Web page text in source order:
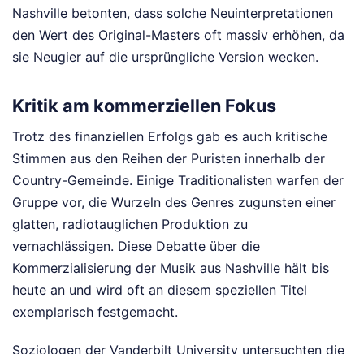
Nashville betonten, dass solche Neuinterpretationen
den Wert des Original-Masters oft massiv erhöhen, da
sie Neugier auf die ursprüngliche Version wecken.
Kritik am kommerziellen Fokus
Trotz des finanziellen Erfolgs gab es auch kritische
Stimmen aus den Reihen der Puristen innerhalb der
Country-Gemeinde. Einige Traditionalisten warfen der
Gruppe vor, die Wurzeln des Genres zugunsten einer
glatten, radiotauglichen Produktion zu
vernachlässigen. Diese Debatte über die
Kommerzialisierung der Musik aus Nashville hält bis
heute an und wird oft an diesem speziellen Titel
exemplarisch festgemacht.
Soziologen der Vanderbilt University untersuchten die